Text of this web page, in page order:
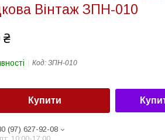
Вінтаж ЗПН-010
₴
Код: ЗПН-010
Купити
(97) 627-92-08